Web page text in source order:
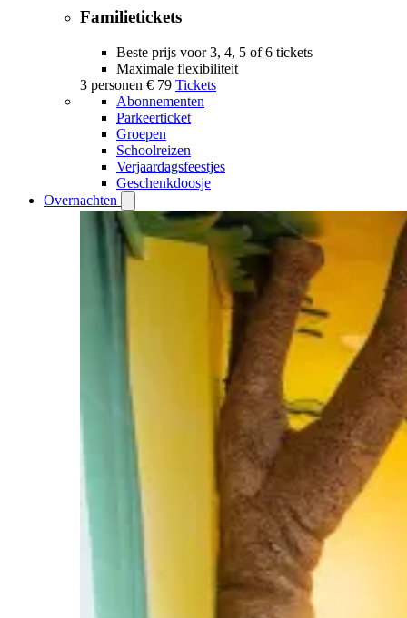
Familietickets
Beste prijs voor 3, 4, 5 of 6 tickets
Maximale flexibiliteit
3 personen € 79 Tickets
Abonnementen
Parkeerticket
Groepen
Schoolreizen
Verjaardagsfeestjes
Geschenkdoosje
Overnachten
Overnachten
submenu